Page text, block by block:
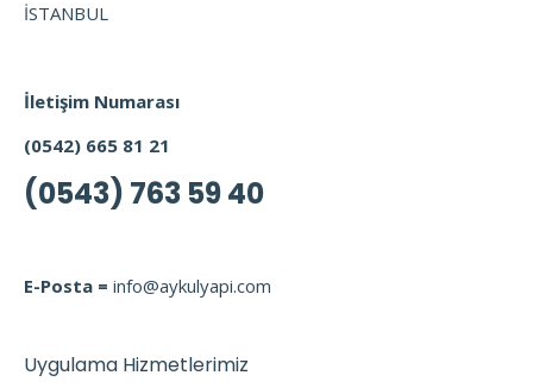
İSTANBUL
İletişim Numarası
(0542) 665 81 21
(0543) 763 59 40
E-Posta = info@aykulyapi.com
Uygulama Hizmetlerimiz